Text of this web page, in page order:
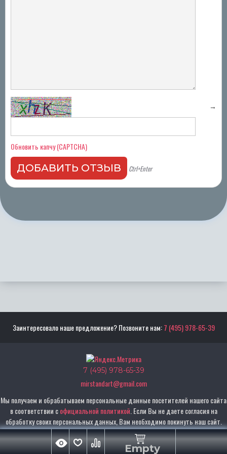
Empty
→
Обновить капчу (CAPTCHA)
Ctrl+Enter
Заинтересовало наше предложение? Позвоните нам:7 (495) 978-65-39
7 (495) 978-65-39
mirstandart@gmail.com
Мы получаем и обрабатываем персональные данные посетителей нашего сайта
в соответствии софициальной политикой . Если Вы не даете согласия на
обработку своих персональных данных, Вам необходимо покинуть наш сайт.